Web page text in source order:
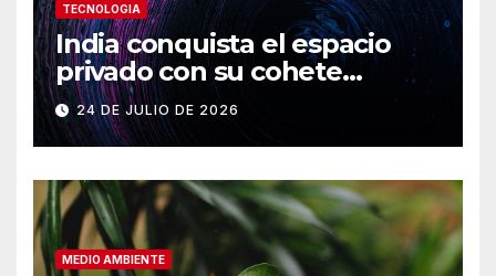
TECNOLOGIA
India conquista el espacio
privado con su cohete
Vikram-1
24 DE JULIO DE 2026
MEDIO AMBIENTE